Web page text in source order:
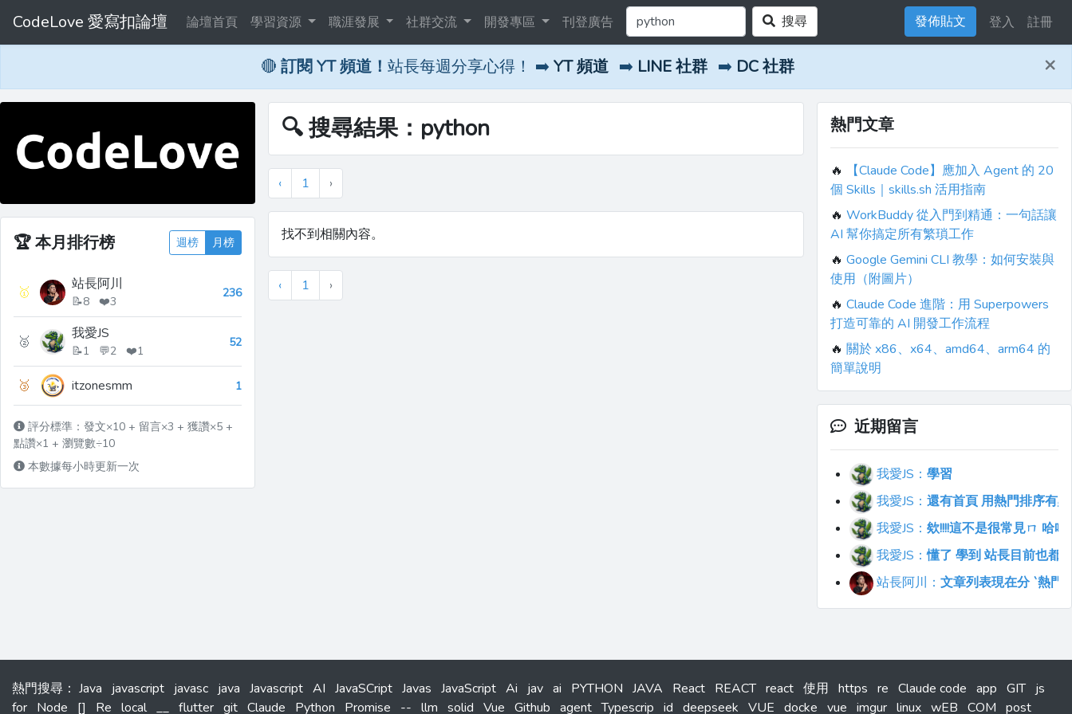
CodeLove 愛寫扣論壇 論壇首頁 學習資源 職涯發展 社群交流 開發專區 刊登廣告 搜尋 發佈貼文 登入 註冊
🔴 訂閱 YT 頻道！ 站長每週分享心得！ ➡️ YT 頻道 ➡️ LINE 社群 ➡️ DC 社群 ×
🏆本月排行榜 週榜 月榜
🥇 站長阿川
📝8 ❤️3
236
🥈 我愛JS
📝1 💬2 ❤️1
52
🥉 itzonesmm 1
評分標準：發文×10 + 留言×3 + 獲讚×5 +
點讚×1 + 瀏覽數÷10
本數據每小時更新一次
🔍 搜尋結果：python
‹ 1 ›
找不到相關內容。
‹ 1 ›
熱門文章
🔥
【Claude Code】應加入 Agent 的 20
個 Skills｜skills.sh 活用指南
🔥 WorkBuddy 從入門到精通：一句話讓
AI 幫你搞定所有繁瑣工作
🔥 Google Gemini CLI 教學：如何安裝與
使用（附圖片）
🔥 Claude Code 進階：用 Superpowers
打造可靠的 AI 開發工作流程
🔥 關於 x86、x64、amd64、arm64 的
簡單說明
近期留言
我愛JS： 學習
我愛JS： 還有首頁 用熱門排序有
我愛JS： 欸!!!!這不是很常見ㄇ 哈
我愛JS：懂了 學到 站長目前也都
站長阿川： 文章列表現在分 `熱門
熱門搜尋 ： Java javascript javasc java Javascript AI JavaSCript Javas JavaScript Ai jav ai PYTHON JAVA React REACT react 使用 https re Claude code app GIT js
for Node [] Re local __ flutter git Claude Python Promise -- llm solid Vue Github agent Typescrip id deepseek VUE docke vue imgur linux wEB COM post